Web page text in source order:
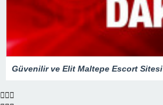
Güvenilir ve Elit Maltepe Escort Sitesi